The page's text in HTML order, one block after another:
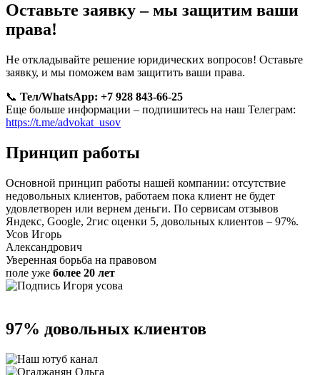
Оставьте заявку – мы защитим ваши
права!
Не откладывайте решение юридических вопросов! Оставьте
заявку, и мы поможем вам защитить ваши права.
📞 Тел/WhatsApp: +7 928 843-66-25
Еще больше информации – подпишитесь на наш Телеграм:
https://t.me/advokat_usov
Принцип работы
Основной принцип работы нашей компании: отсутствие
недовольных клиентов, работаем пока клиент не будет
удовлетворен или вернем деньги. По сервисам отзывов
Яндекс, Google, 2гис оценки 5️, довольных клиентов – 97%.
Усов Игорь
Александрович
Уверенная борьба на правовом
поле уже более 20 лет
97% довольных клиентов